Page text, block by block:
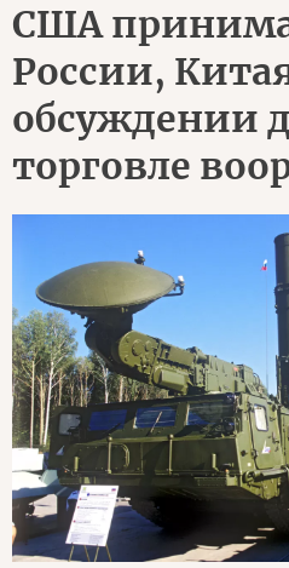
США
России,
обсуждении
торговле